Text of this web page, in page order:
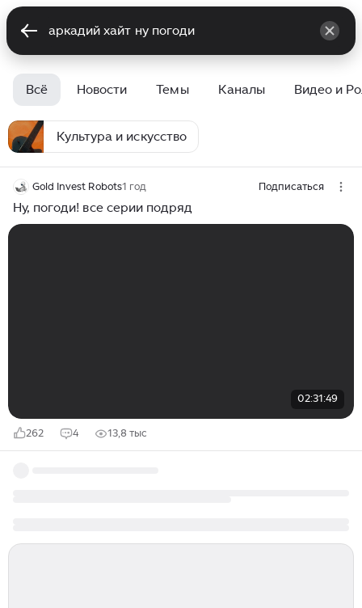
Всё Новости Темы Каналы Видео и
Культура и искусство
Gold Invest Robots1 год Подписаться
Ну, погоди! все серии подряд
02:31:49
262 4 13,8 тыс